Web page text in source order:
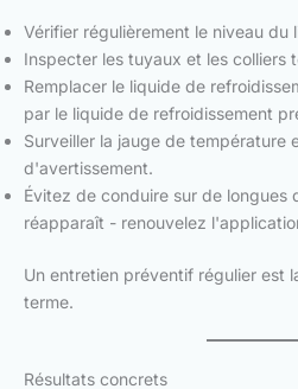
Vérifier régulièrement le niveau du
Inspecter les tuyaux et les colliers
Remplacer le liquide de
par le liquide de refroidissement
Surveiller la jauge de température
d'avertissement.
Évitez de conduire sur de longues
réapparaît - renouvelez
Un entretien préventif régulier est
terme.
Résultats concrets